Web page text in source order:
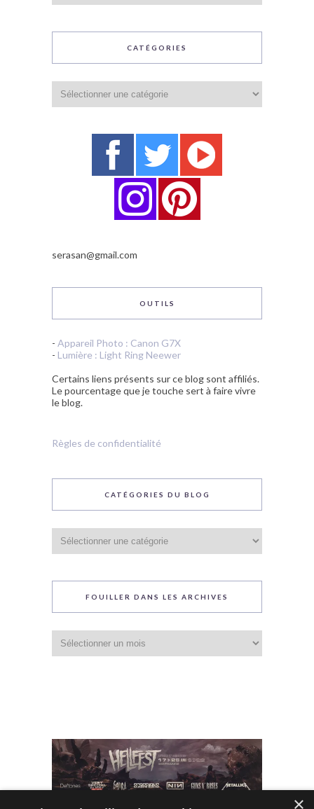
CATÉGORIES
serasan@gmail.com
OUTILS
- Appareil Photo : Canon G7X
- Lumière : Light Ring Neewer
Certains liens présents sur ce blog sont affiliés.
Le pourcentage que je touche sert à faire vivre
le blog.
Règles de confidentialité
CATÉGORIES DU BLOG
du
blog
FOUILLER DANS LES ARCHIVES
dans
les
×